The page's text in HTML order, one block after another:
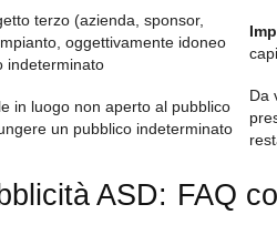
terzo (azienda, sponsor,
oggettivamente idoneo
indeterminato
in luogo non aperto al pubblico
un pubblico indeterminato
Da
ASD: FAQ